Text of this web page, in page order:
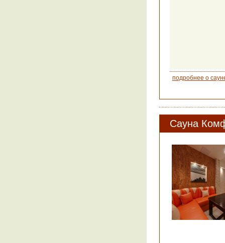
подробнее о
Сауна